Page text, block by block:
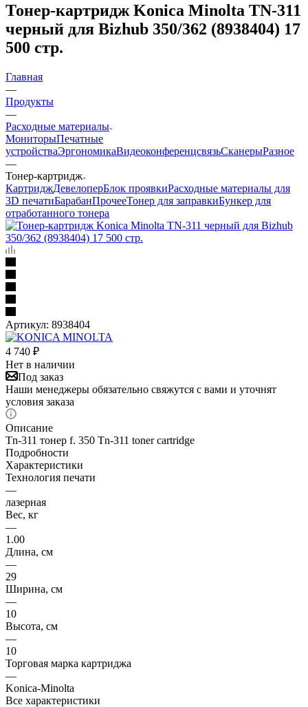
Тонер-картридж Konica Minolta TN-311
черный для Bizhub 350/362 (8938404) 17
500 стр.
Главная
—
Продукты
—
Расходные материалы
МониторыПечатные
устройстваЭргономикаВидеоконференцсвязьСканерыРазное
—
Тонер-картридж
КартриджДевелоперБлок проявкиРасходные материалы для
3D печатиБарабанПрочееТонер для заправкиБункер для
отработанного тонера
Артикул: 8938404
4 740 ₽
Нет в наличии
Под заказ
Наши менеджеры обязательно свяжутся с вами и уточнят
условия заказа
Описание
Tn-311 тонер f. 350 Tn-311 toner cartridge
Подробности
Характеристики
Технология печати
—
лазерная
Вес, кг
—
1.00
Длина, см
—
29
Ширина, см
—
10
Высота, см
—
10
Торговая марка картриджа
—
Konica-Minolta
Все характеристики